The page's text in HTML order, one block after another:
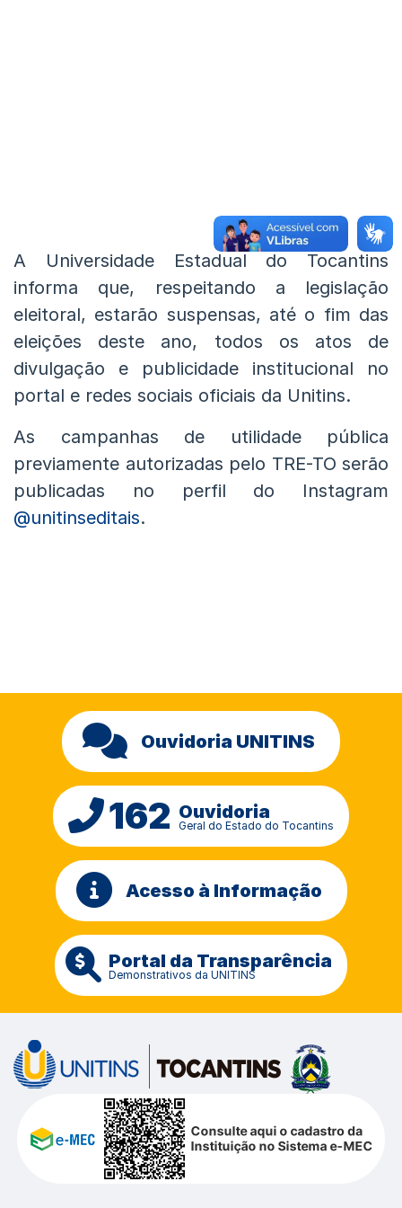
A Universidade Estadual do Tocantins
informa que, respeitando a legislação
eleitoral, estarão suspensas, até o fim das
eleições deste ano, todos os atos de
divulgação e publicidade institucional no
portal e redes sociais oficiais da Unitins.
As campanhas de utilidade pública
previamente autorizadas pelo TRE-TO serão
publicadas no perfil do Instagram
@unitinseditais.
Ouvidoria UNITINS
162 Ouvidoria
Geral do Estado do Tocantins
Acesso à Informação
Portal da Transparência
Demonstrativos da UNITINS